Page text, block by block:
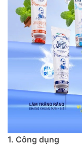
1. Công dụng